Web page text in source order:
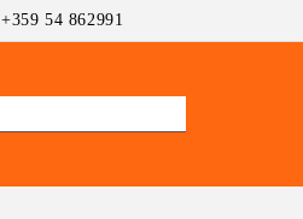
+359 54 862991